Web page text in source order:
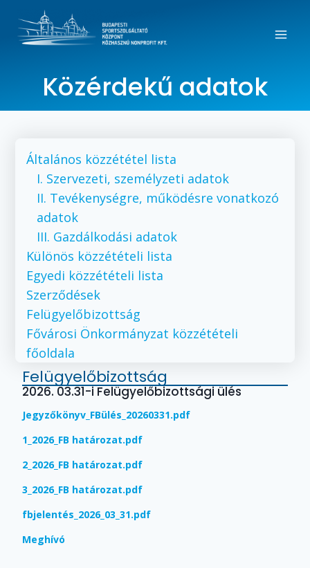
Közérdekű adatok
Általános közzététel lista
I. Szervezeti, személyzeti adatok
II. Tevékenységre, működésre vonatkozó
adatok
III. Gazdálkodási adatok
Különös közzétételi lista
Egyedi közzétételi lista
Szerződések
Felügyelőbizottság
Fővárosi Önkormányzat közzétételi
főoldala
Felügyelőbizottság
2026. 03.31-i Felügyelőbizottsági ülés
Jegyzőkönyv_FBülés_20260331.pdf
1_2026_FB határozat.pdf
2_2026_FB határozat.pdf
3_2026_FB határozat.pdf
fbjelentés_2026_03_31.pdf
Meghívó